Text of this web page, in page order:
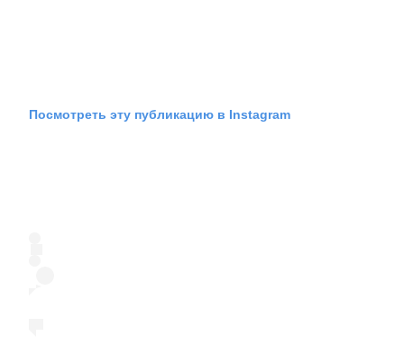
Посмотреть эту публикацию в Instagram